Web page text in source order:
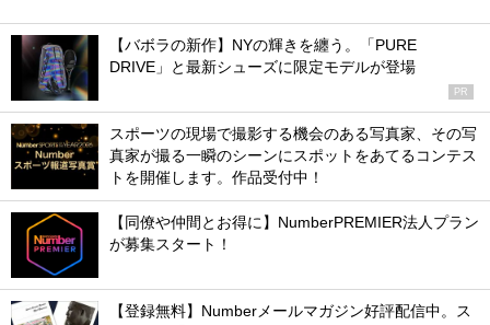
【バボラの新作】NYの輝きを纏う。「PURE
DRIVE」と最新シューズに限定モデルが登場
PR
スポーツの現場で撮影する機会のある写真家、その写
真家が撮る一瞬のシーンにスポットをあてるコンテス
トを開催します。作品受付中！
【同僚や仲間とお得に】NumberPREMIER法人プラン
が募集スタート！
【登録無料】Numberメールマガジン好評配信中。ス